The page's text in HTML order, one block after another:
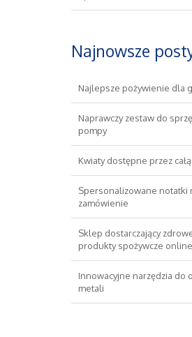
Najnowsze
Najlepsze pożywienie dla
Naprawczy zestaw do
pompy
Kwiaty dostępne przez
Spersonalizowane notatki
zamówienie
Sklep dostarczający
produkty spożywcze online
Innowacyjne narzędzia do
metali